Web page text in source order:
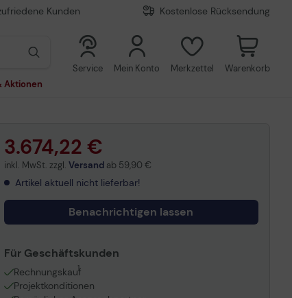
Kunden Kostenlose Rücksendung
Aktionen
Service Mein Konto Merkzettel Warenkorb
3.674,22 €
inkl. MwSt. zzgl. Versandab 59,90 €
Artikel aktuell nicht lieferbar!
Benachrichtigen lassen
Für Geschäftskunden
Rechnungskauf
1
Projektkonditionen